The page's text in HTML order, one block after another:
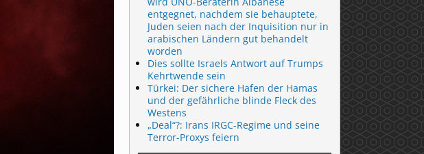
entgegnet, nachdem sie behauptete,
Juden seien nach der Inquisition nur in
arabischen Ländern gut behandelt
worden
Dies sollte Israels Antwort auf Trumps
Kehrtwende sein
Türkei: Der sichere Hafen der Hamas
und der gefährliche blinde Fleck des
Westens
„Deal“?: Irans IRGC-Regime und seine
Terror-Proxys feiern